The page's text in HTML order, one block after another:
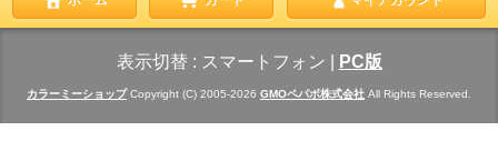
表示切替 : スマートフォン PC版
カラーミーショップCopyright (C) 2005-2026 GMOペパボ株式会社 All Rights Reserved.